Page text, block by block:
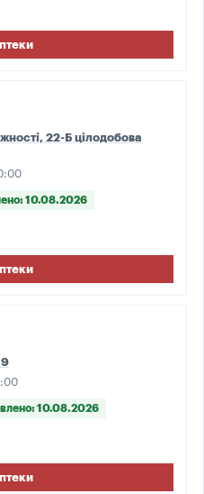
22-Б цілодобова
10.08.2026
10.08.2026